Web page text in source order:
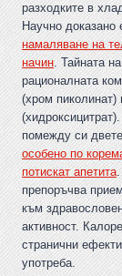
разходките в
Научно доказано
намаляване на
начин. Тайната
рационалната
(хром пиколинат)
помежду си
особено по
потискат апетита.
препоръчва
към
активност.
странични
употреба.